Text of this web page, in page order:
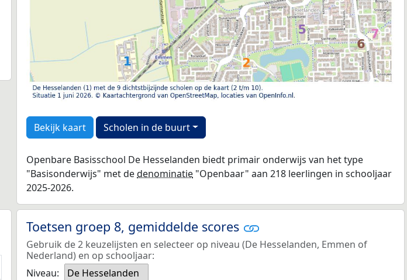
Bekijk kaart Scholen in de buurt
Openbare Basisschool De Hesselanden biedt primair onderwijs van het type
"Basisonderwijs" met dedenominatie "Openbaar" aan 218 leerlingen in schooljaar
2025-2026.
Toetsen groep 8, gemiddelde scores
Gebruik de 2 keuzelijsten en selecteer op niveau (De Hesselanden, Emmen of
Nederland) en op schooljaar:
Niveau:
De Hesselanden